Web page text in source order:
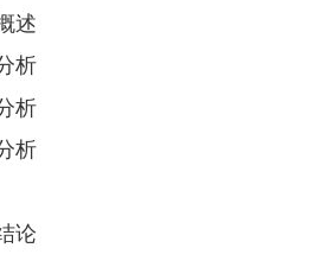
述
析
析
析
论